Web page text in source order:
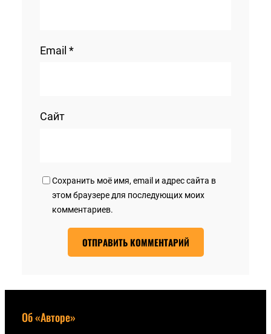
Email *
Сайт
Сохранить моё имя, email и адрес сайта в
этом браузере для последующих моих
комментариев.
Об «Авторе»